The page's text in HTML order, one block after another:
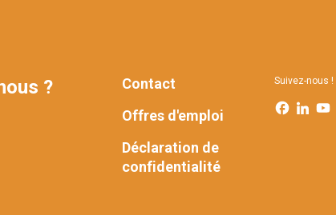
?
FOOTER
Contact
Offres d'emploi
Déclaration de
confidentialité
Suivez-nous !